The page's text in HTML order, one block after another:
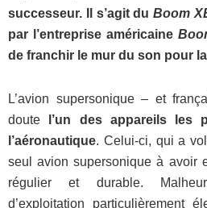
successeur. Il s’agit du Boom
par l’entreprise américaine
de franchir le mur du son pour
L’avion supersonique – et
doute
l’un des appareils les
l’aéronautique. Celui-ci, qui a
seul avion supersonique à avoir
régulier et durable.
d’exploitation particulièrement